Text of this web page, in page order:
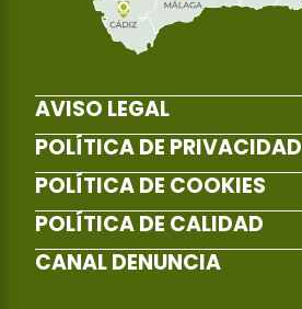
AVISO LEGAL
POLÍTICA DE PRIVACIDAD
POLÍTICA DE COOKIES
POLÍTICA DE CALIDAD
CANAL DENUNCIA